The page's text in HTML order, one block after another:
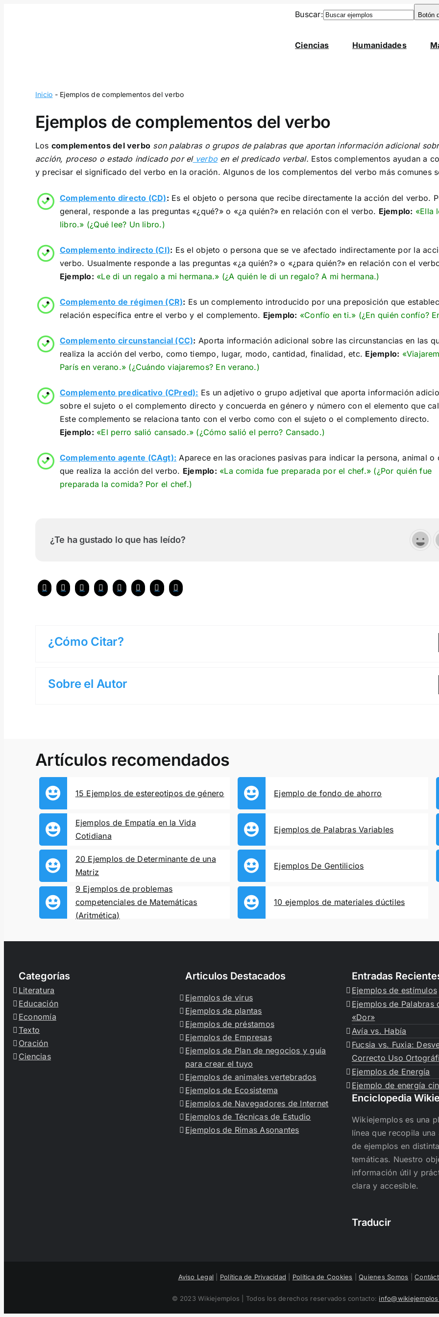
Buscar: Botón
Ciencias Humanidades
Inicio - Ejemplos de complementos del verbo
Ejemplos de complementos del verbo
Los complementos del verbo son palabras o grupos de palabras que aportan información adicional
acción, proceso o estado indicado por elverbo en el predicado verbal. Estos complementos ayudan a
y precisar el significado del verbo en la oración. Algunos de los complementos del verbo más comunes
Complemento directo (CD): Es el objeto o persona que recibe directamente la acción del verbo.
general, responde a las preguntas «¿qué?» o «¿a quién?» en relación con el verbo. Ejemplo: «Ella
libro.» (¿Qué lee? Un libro.)
Complemento indirecto (CI): Es el objeto o persona que se ve afectado indirectamente por la
verbo. Usualmente responde a las preguntas «¿a quién?» o «¿para quién?» en relación con el
Ejemplo: «Le di un regalo a mi hermana.» (¿A quién le di un regalo? A mi hermana.)
Complemento de régimen (CR): Es un complemento introducido por una preposición que
relación específica entre el verbo y el complemento. Ejemplo: «Confío en ti.» (¿En quién confío?
Complemento circunstancial (CC): Aporta información adicional sobre las circunstancias en las
realiza la acción del verbo, como tiempo, lugar, modo, cantidad, finalidad, etc. Ejemplo:
París en verano.» (¿Cuándo viajaremos? En verano.)
Complemento predicativo (CPred): Es un adjetivo o grupo adjetival que aporta información
sobre el sujeto o el complemento directo y concuerda en género y número con el elemento que
Este complemento se relaciona tanto con el verbo como con el sujeto o el complemento directo.
Ejemplo: «El perro salió cansado.» (¿Cómo salió el perro? Cansado.)
Complemento agente (CAgt): Aparece en las oraciones pasivas para indicar la persona, animal o
que realiza la acción del verbo. Ejemplo: «La comida fue preparada por el chef.» (¿Por quién fue
preparada la comida? Por el chef.)
¿Te ha gustado lo que has leído?
¿Cómo Citar?
Sobre el Autor
Artículos recomendados
15 Ejemplos de estereotipos de género Ejemplo de fondo de ahorro
Ejemplos de Empatía en la Vida
Cotidiana
Ejemplos de Palabras Variables
20 Ejemplos de Determinante de una
Matriz
Ejemplos De Gentilicios
9 Ejemplos de problemas
competenciales de Matemáticas
(Aritmética)
10 ejemplos de materiales dúctiles
Categorías
Literatura
Educación
Economía
Texto
Oración
Ciencias
Articulos Destacados
Ejemplos de virus
Ejemplos de plantas
Ejemplos de préstamos
Ejemplos de Empresas
Ejemplos de Plan de negocios y guía
para crear el tuyo
Ejemplos de animales vertebrados
Ejemplos de Ecosistema
Ejemplos de Navegadores de Internet
Ejemplos de Técnicas de Estudio
Ejemplos de Rimas Asonantes
Entradas
Ejemplos de estímulos
Ejemplos de Palabras
«Dor»
Avía vs. Había
Fucsia vs. Fuxia:
Correcto Uso
Ejemplos de Energía
Ejemplo de energía
Enciclopedia
Wikiejemplos es una
línea que recopila
de ejemplos en
temáticas. Nuestro
información útil y
clara y accesible.
Traducir
Aviso Legal Política de Privacidad Política de Cookies |Quienes Somos |
© 2023 Wikiejemplos | Todos los derechos reservados contacto: